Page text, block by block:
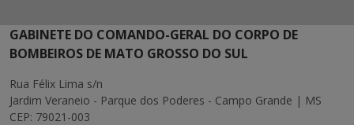
GABINETE DO COMANDO-GERAL DO CORPO DE
BOMBEIROS DE MATO GROSSO DO SUL
Rua Félix Lima s/n
Jardim Veraneio - Parque dos Poderes - Campo Grande | MS
CEP: 79021-003